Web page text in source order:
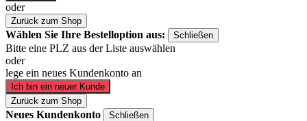
oder
Zurück zum Shop
Wählen Sie Ihre Bestelloption aus: Schließen
Bitte eine PLZ aus der Liste auswählen
oder
lege ein neues Kundenkonto an
Ich bin ein neuer Kunde
Zurück zum Shop
Neues Kundenkonto Schließen